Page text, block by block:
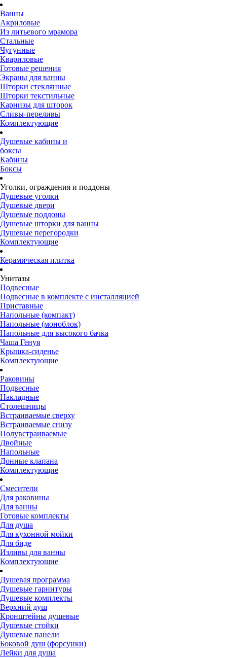
Ванны
Акриловые
Из литьевого мрамора
Стальные
Чугунные
Квариловые
Готовые решения
Экраны для ванны
Шторки стеклянные
Шторки текстильные
Карнизы для шторок
Сливы-переливы
Комплектующие
Душевые кабины и
боксы
Кабины
Боксы
Уголки, ограждения и поддоны
Душевые уголки
Душевые двери
Душевые поддоны
Душевые шторки для ванны
Душевые перегородки
Комплектующие
Керамическая плитка
Унитазы
Подвесные
Подвесные в комплекте с инсталляцией
Приставные
Напольные (компакт)
Напольные (моноблок)
Напольные для высокого бачка
Чаша Генуя
Крышка-сиденье
Комплектующие
Раковины
Подвесные
Накладные
Столешницы
Встраиваемые сверху
Встраиваемые снизу
Полувстраиваемые
Двойные
Напольные
Донные клапана
Комплектующие
Смесители
Для раковины
Для ванны
Готовые комплекты
Для душа
Для кухонной мойки
Для биде
Изливы для ванны
Комплектующие
Душевая программа
Душевые гарнитуры
Душевые комплекты
Верхний душ
Кронштейны душевые
Душевые стойки
Душевые панели
Боковой душ (форсунки)
Лейки для душа